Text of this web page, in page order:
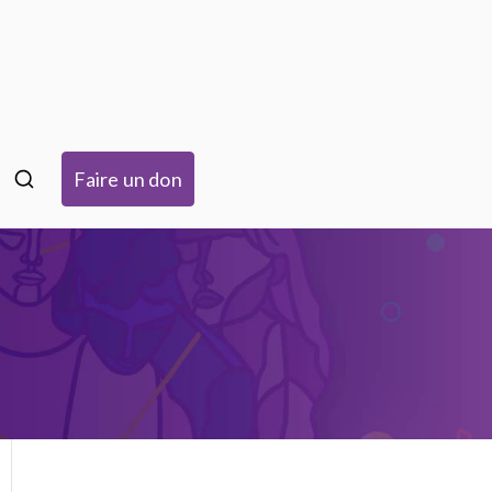
à Strasbourg
Faire un don